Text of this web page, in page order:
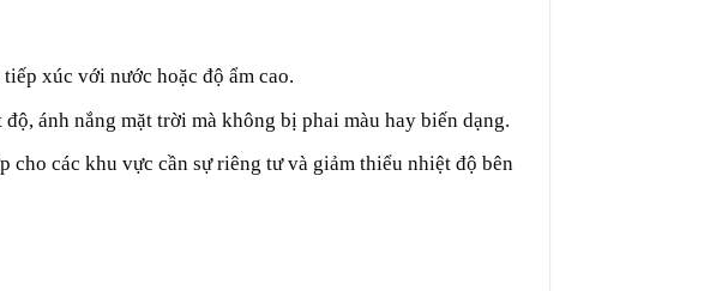
xúc với nước hoặc độ ẩm cao.
ánh nắng mặt trời mà không bị phai màu hay biến dạng.
các khu vực cần sự riêng tư và giảm thiểu nhiệt độ bên